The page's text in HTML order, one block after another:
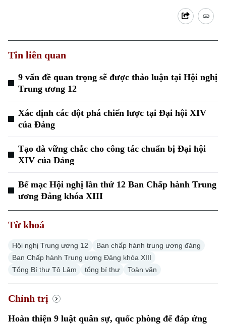
Tin liên quan
9 vấn đề quan trọng sẽ được thảo luận tại Hội nghị
Trung ương 12
Xác định các đột phá chiến lược tại Đại hội XIV
của Đảng
Tạo đà vững chắc cho công tác chuẩn bị Đại hội
XIV của Đảng
Bế mạc Hội nghị lần thứ 12 Ban Chấp hành Trung
ương Đảng khóa XIII
Từ khoá
Hội nghị Trung ương 12
Ban chấp hành trung ương đảng
Ban Chấp hành Trung ương Đảng khóa XIII
Tổng Bí thư Tô Lâm
tổng bí thư Toàn văn
Chính trị
Hoàn thiện 9 luật quân sự, quốc phòng để đáp ứng